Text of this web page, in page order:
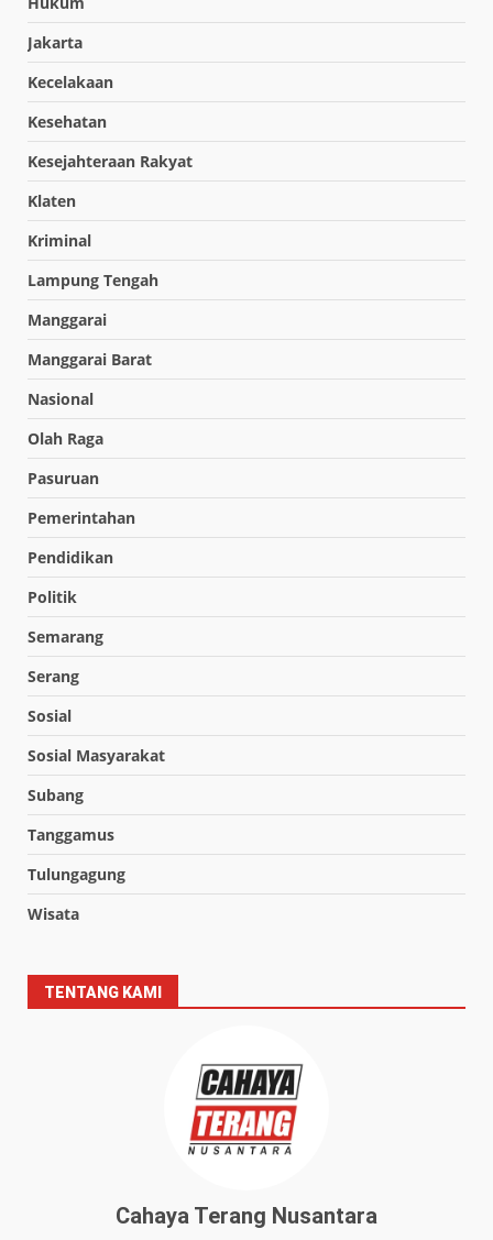
Jakarta
Kecelakaan
Kesehatan
Kesejahteraan Rakyat
Klaten
Kriminal
Lampung Tengah
Manggarai
Manggarai Barat
Nasional
Olah Raga
Pasuruan
Pemerintahan
Pendidikan
Politik
Semarang
Serang
Sosial
Sosial Masyarakat
Subang
Tanggamus
Tulungagung
Wisata
TENTANG KAMI
Cahaya Terang Nusantara